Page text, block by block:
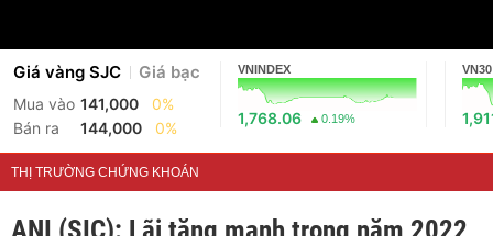
Giá vàng SJC Giá bạc
Mua vào 141,000
0%
Bán ra
144,000 0%
VNINDEX
1,768.06 0.19%
VN30
THỊ TRƯỜNG CHỨNG KHOÁN